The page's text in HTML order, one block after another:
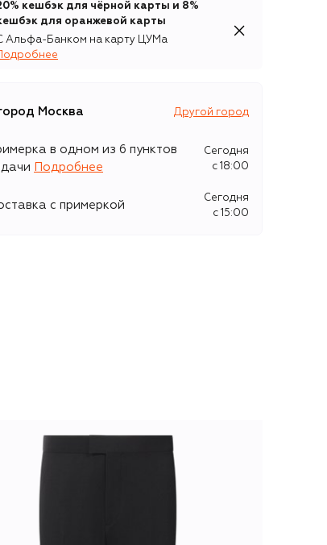
кешбэк для чёрной карты и 8%
для оранжевой карты
Альфа-Банком на карту ЦУМа
Подробнее
Москва Другой город
в одном из 6 пунктов
Подробнее
Сегодня
c 18:00
с примеркой
Сегодня
c 15:00